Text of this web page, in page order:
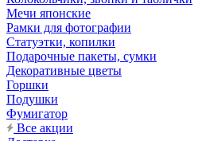
Мечи японские
Рамки для фотографии
Статуэтки, копилки
Подарочные пакеты, сумки
Декоративные цветы
Горшки
Подушки
Фумигатор
Все акции